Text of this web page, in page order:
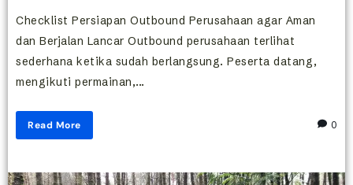
Checklist Persiapan Outbound Perusahaan agar Aman
dan Berjalan Lancar Outbound perusahaan terlihat
sederhana ketika sudah berlangsung. Peserta datang,
mengikuti permainan,...
Read More 0